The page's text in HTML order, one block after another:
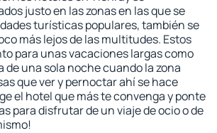
justo en las zonas en las que se
turísticas populares, también se
más lejos de las multitudes. Estos
para unas vacaciones largas como
de una sola noche cuando la zona
que ver y pernoctar ahí se hace
el hotel que más te convenga y ponte
para disfrutar de un viaje de ocio o de